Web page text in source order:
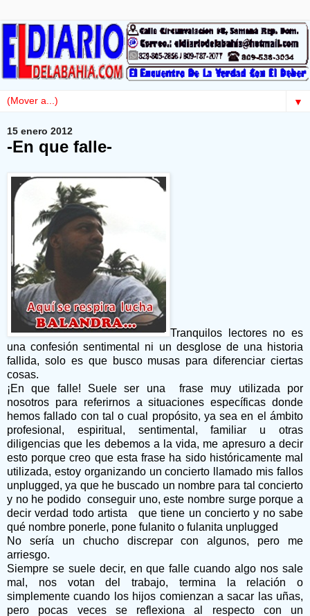
▼
15 enero 2012
-En que falle-
Tranquilos lectores no es
una confesión sentimental ni un desglose de una historia
fallida, solo es que busco musas para diferenciar ciertas
cosas.
¡En que falle! Suele ser una frase muy utilizada por
nosotros para referirnos a situaciones específicas donde
hemos fallado con tal o cual propósito, ya sea en el ámbito
profesional, espiritual, sentimental, familiar u otras
diligencias que les debemos a la vida, me apresuro a decir
esto porque creo que esta frase ha sido históricamente mal
utilizada, estoy organizando un concierto llamado mis fallos
unplugged, ya que he buscado un nombre para tal concierto
y no he podido conseguir uno, este nombre surge porque a
decir verdad todo artista que tiene un concierto y no sabe
qué nombre ponerle, pone fulanito o fulanita unplugged
No sería un chucho discrepar con algunos, pero me
arriesgo.
Siempre se suele decir, en que falle cuando algo nos sale
mal, nos votan del trabajo, termina la relación o
simplemente cuando los hijos comienzan a sacar las uñas,
pero pocas veces se reflexiona al respecto con un